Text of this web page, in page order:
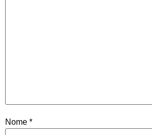
Nome *